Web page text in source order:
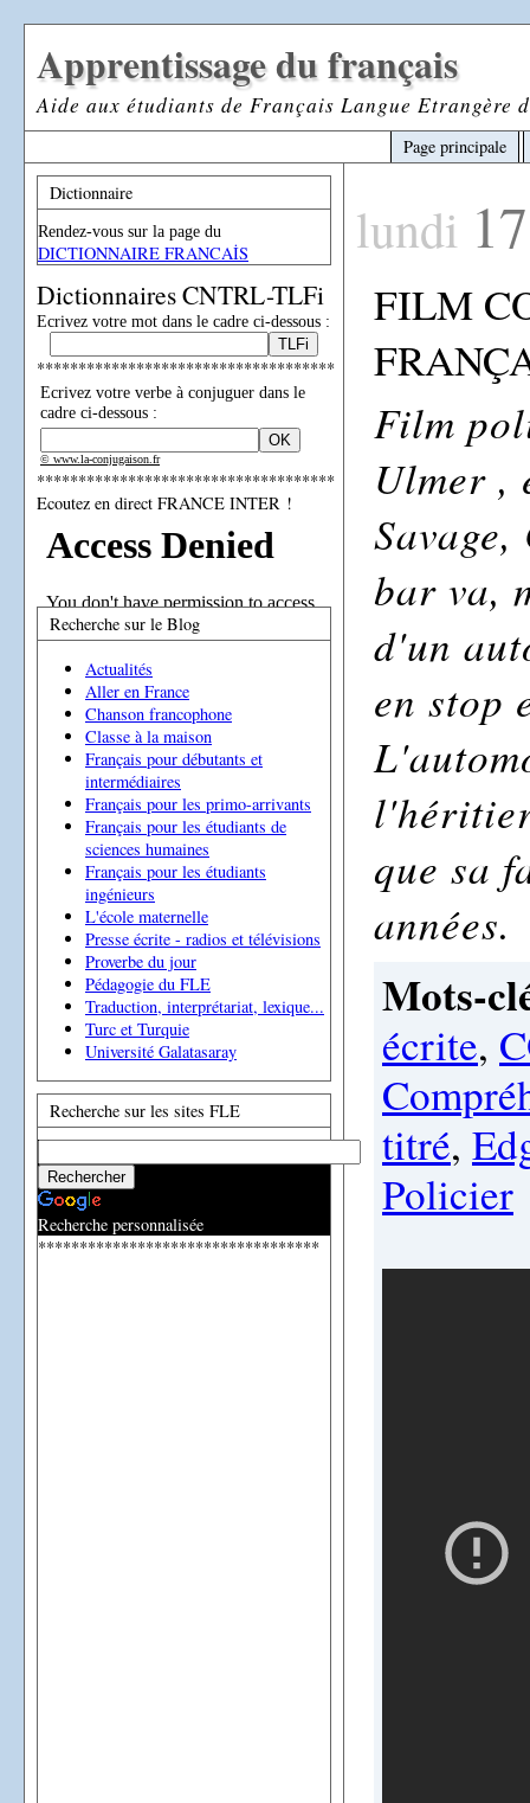
Apprentissage du français
Aide aux étudiants de Français Langue Etrangère
Page principale
Dictionnaire
Rendez-vous sur la page du
DICTIONNAIRE FRANCAİS
Dictionnaires CNTRL-TLFi
Ecrivez votre mot dans le cadre ci-dessous :
************************************
Ecrivez votre verbe à conjuguer dans le
cadre ci-dessous :
© www.la-conjugaison.fr
************************************
Ecoutez en direct FRANCE INTER !
Recherche sur le Blog
Actualités
Aller en France
Chanson francophone
Classe à la maison
Français pour débutants et
intermédiaires
Français pour les primo-arrivants
Français pour les étudiants de
sciences humaines
Français pour les étudiants
ingénieurs
L'école maternelle
Presse écrite - radios et télévisions
Proverbe du jour
Pédagogie du FLE
Traduction, interprétariat, lexique...
Turc et Turquie
Université Galatasaray
Recherche sur les sites FLE
Recherche personnalisée
**********************************
lundi 17
FILM
Film
Ulmer ,
bar va,
d'un
en stop
que sa
années.
Mots-
écrite,
titré,
Policier